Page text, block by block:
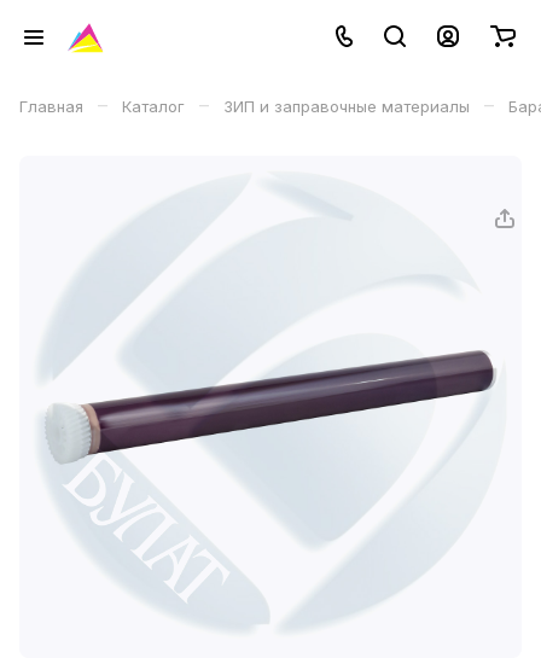
Главная – Каталог – ЗИП и заправочные материалы –